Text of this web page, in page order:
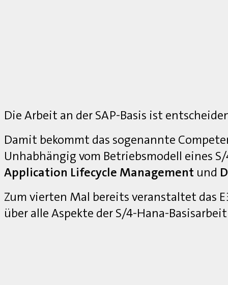
Die Arbeit an der SAP-Basis ist
Damit bekommt das sogenannte
Unhabhängig vom Betriebsmodell eines
Application Lifecycle Management und
Zum vierten Mal bereits veranstaltet das
über alle Aspekte der S/4-Hana-